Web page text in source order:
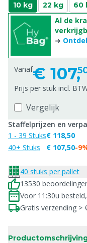
10 kg 22 kg 60
Al de
➜
Vanaf€ 107,
Prijs per stuk incl.
Vergelijk
Staffelprijzen en
1 - 39 Stuks
40+ Stuks
€ 118,50
€ 107,50-
40 stuks per pallet
13530
Voor 11:30u
Gratis verzending >